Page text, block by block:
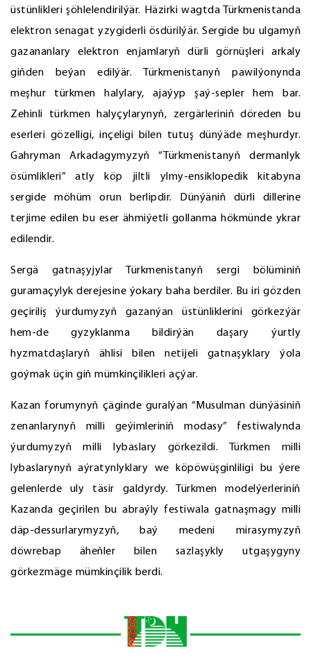
üstünlikleri şöhlelendirilýär. Häzirki wagtda Türkmenistanda
elektron senagat yzygiderli ösdürilýär. Sergide bu ulgamyň
gazananlary elektron enjamlaryň dürli görnüşleri arkaly
giňden beýan edilýär. Türkmenistanyň pawilýonynda
meşhur türkmen halylary, ajaýyp şaý-sepler hem bar.
Zehinli türkmen halyçylarynyň, zergärleriniň döreden bu
eserleri gözelligi, inçeligi bilen tutuş dünýäde meşhurdyr.
Gahryman Arkadagymyzyň “Türkmenistanyň dermanlyk
ösümlikleri” atly köp jiltli ylmy-ensiklopedik kitabyna
sergide möhüm orun berlipdir. Dünýäniň dürli dillerine
terjime edilen bu eser ähmiýetli gollanma hökmünde ykrar
edilendir.
Sergä gatnaşyjylar Türkmenistanyň sergi bölüminiň
guramaçylyk derejesine ýokary baha berdiler. Bu iri gözden
geçiriliş ýurdumyzyň gazanýan üstünliklerini görkezýär
hem-de gyzyklanma bildirýän daşary ýurtly
hyzmatdaşlaryň ählisi bilen netijeli gatnaşyklary ýola
goýmak üçin giň mümkinçilikleri açýar.
Kazan forumynyň çäginde guralýan “Musulman dünýäsiniň
zenanlarynyň milli geýimleriniň modasy” festiwalynda
ýurdumyzyň milli lybaslary görkezildi. Türkmen milli
lybaslarynyň aýratynlyklary we köpöwüşginliligi bu ýere
gelenlerde uly täsir galdyrdy. Türkmen modelýerleriniň
Kazanda geçirilen bu abraýly festiwala gatnaşmagy milli
däp-dessurlarymyzyň, baý medeni mirasymyzyň
döwrebap äheňler bilen sazlaşykly utgaşygyny
görkezmäge mümkinçilik berdi.